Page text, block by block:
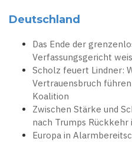
Deutschland
Das Ende der
Verfassungsgericht
Scholz feuert Lindner:
Vertrauensbruch
Koalition
Zwischen Stärke und
nach Trumps Rückkehr
Europa in